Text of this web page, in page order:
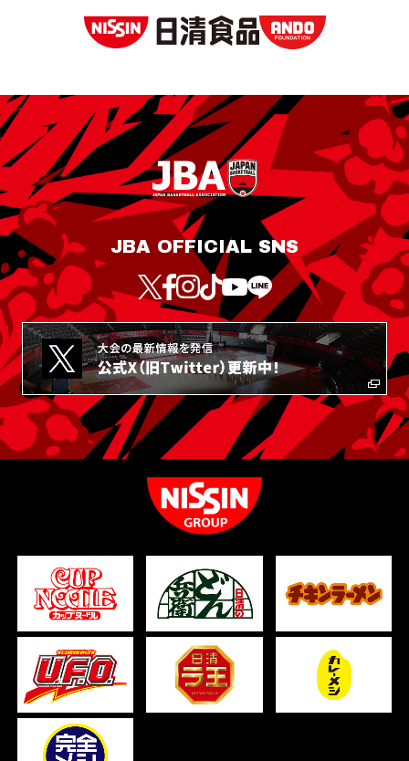
JBA OFFICIAL SNS